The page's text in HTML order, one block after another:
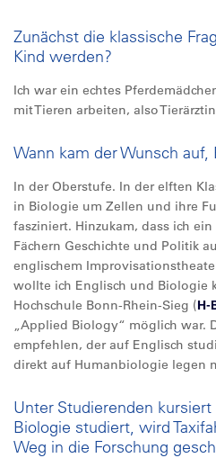
Zunächst die klassische
Kind werden?
Ich war ein echtes
mit Tieren arbeiten, also
Wann kam der Wunsch
In der Oberstufe. In der elften
in Biologie um Zellen und ihre
fasziniert. Hinzukam, dass ich
Fächern Geschichte und Politik
englischem
wollte ich Englisch und Biologie
Hochschule Bonn-Rhein-Sieg (H-
„Applied Biology“ möglich war.
empfehlen, der auf Englisch
direkt auf Humanbiologie legen
Unter Studierenden kursiert
Biologie studiert, wird
Weg in die Forschung